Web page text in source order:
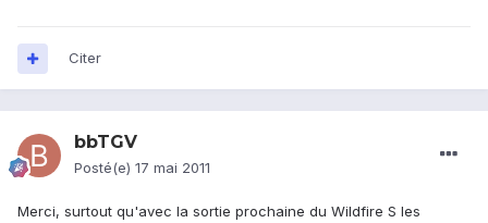
Citer
bbTGV
Posté(e) 17 mai 2011
Merci, surtout qu'avec la sortie prochaine du Wildfire S les